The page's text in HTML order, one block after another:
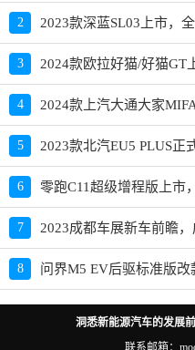
2
3
4
5
6
7
8
洞悉新能源汽车的发展
联系邮箱：